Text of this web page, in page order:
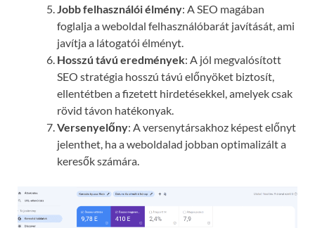
Jobb felhasználói élmény: A SEO magában
foglalja a weboldal felhasználóbarát javítását, ami
javítja a látogatói élményt.
Hosszú távú eredmények: A jól megvalósított
SEO stratégia hosszú távú előnyöket biztosít,
ellentétben a fizetett hirdetésekkel, amelyek csak
rövid távon hatékonyak.
Versenyelőny: A versenytársakhoz képest előnyt
jelenthet, ha a weboldalad jobban optimalizált a
keresők számára.